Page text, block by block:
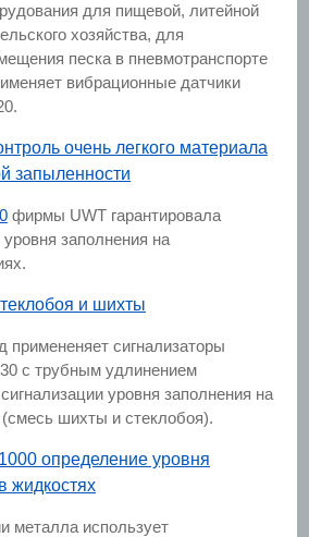
для пищевой, литейной
хозяйства, для
песка в пневмотранспорте
вибрационные датчики
очень легкого материала
запыленности
фирмы UWT гарантировала
заполнения на
и шихты
примененяет сигнализаторы
с трубным удлинением
уровня заполнения на
шихты и стеклобоя).
определение уровня
жидкостях
металла использует